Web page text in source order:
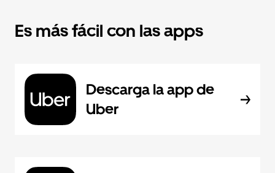
Es más fácil con las apps
Descarga la app de
Uber